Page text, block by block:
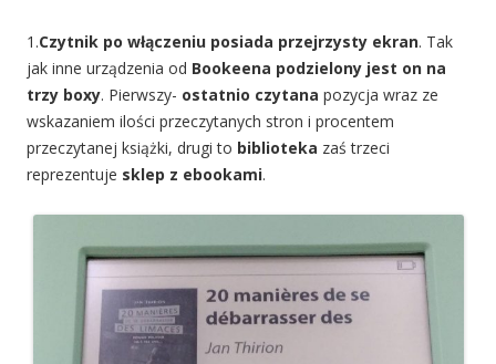
1.Czytnik po włączeniu posiada przejrzysty ekran. Tak
jak inne urządzenia od Bookeena podzielony jest on na
trzy boxy. Pierwszy- ostatnio czytana pozycja wraz ze
wskazaniem ilości przeczytanych stron i procentem
przeczytanej książki, drugi to biblioteka zaś trzeci
reprezentuje sklep z ebookami.